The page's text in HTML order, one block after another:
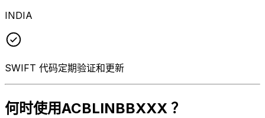
INDIA
SWIFT 代码定期验证和更新
何时使用ACBLINBBXXX ？